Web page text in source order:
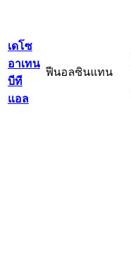
เดโซ
อาเทน
บีที
แอล
ฟีนอลซินแทน